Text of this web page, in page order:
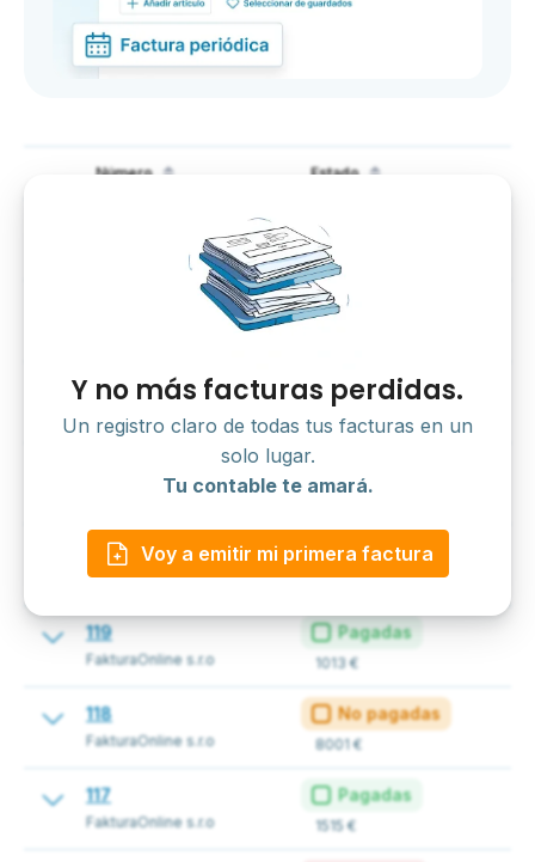
Y no más facturas perdidas.
Un registro claro de todas tus facturas en un
solo lugar.
Tu contable te amará.
Voy a emitir mi primera factura
Número Estado
FakturaOnline s.r.o 10.019 €
Pagadas
122
FakturaOnline s.r.o
Vencidas
2985 €
FakturaOnline s.r.o
120
FakturaOnline s.r.o
Pagadas
1135 €
119
FakturaOnline s.r.o
Pagadas
1013 €
118
FakturaOnline s.r.o
No pagadas
8001 €
117
FakturaOnline s.r.o
Pagadas
1515 €